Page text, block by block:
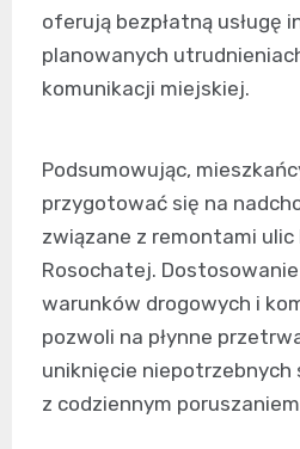
oferują bezpłatną usługę
planowanych
komunikacji miejskiej.
Podsumowując,
przygotować się na
związane z remontami ulic
Rosochatej.
warunków drogowych i
pozwoli na płynne
uniknięcie
z codziennym